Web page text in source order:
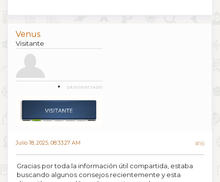
Venus
Visitante
DESCONECTADO
Julio 18, 2025, 08:33:27 AM #16
Gracias por toda la información útil compartida, estaba
buscando algunos consejos recientemente y esta